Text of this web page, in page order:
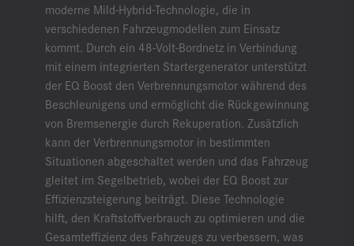
moderne Mild-Hybrid-Technologie, die in
verschiedenen Fahrzeugmodellen zum Einsatz
kommt. Durch ein 48-Volt-Bordnetz in Verbindung
mit einem integrierten Startergenerator unterstützt
der EQ Boost den Verbrennungsmotor während des
Beschleunigens und ermöglicht die Rückgewinnung
von Bremsenergie durch Rekuperation. Zusätzlich
kann der Verbrennungsmotor in bestimmten
Situationen abgeschaltet werden und das Fahrzeug
gleitet im Segelbetrieb, wobei der EQ Boost zur
Effizienzsteigerung beiträgt. Diese Technologie
hilft, den Kraftstoffverbrauch zu optimieren und die
Gesamteffizienz des Fahrzeugs zu verbessern, was